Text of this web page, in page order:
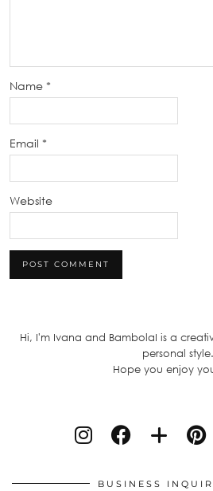
Name *
Email *
Website
Hi, I'm Ivana and BambolaI is a
personal style.
Hope you enjoy
BUSINESS